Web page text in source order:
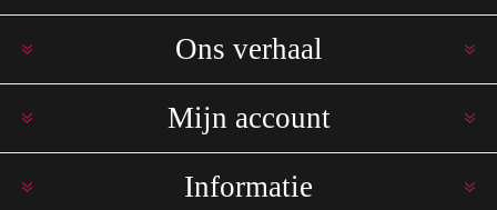
Ons verhaal
Mijn account
Informatie